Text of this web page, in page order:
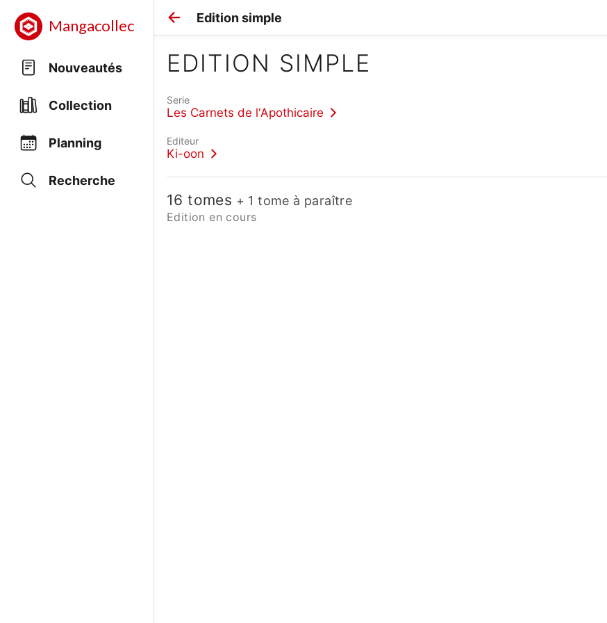
Mangacollec
Nouveautés
Collection
Planning
Recherche
Edition simple
EDITION SIMPLE
Serie
Les Carnets de l'Apothicaire
Editeur
Ki-oon
16 tomes + 1 tome à paraître
Edition en cours